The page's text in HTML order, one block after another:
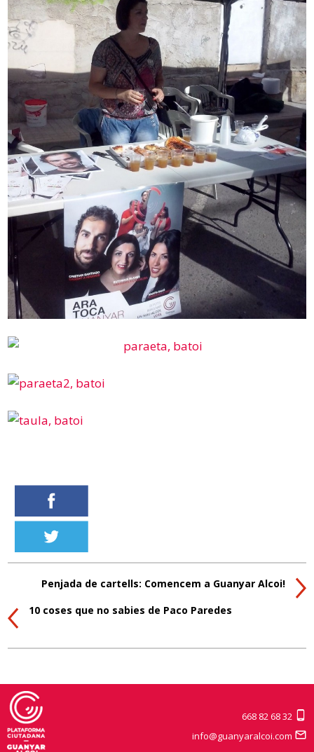
Penjada de cartells: Comencem a Guanyar Alcoi!
10 coses que no sabies de Paco Paredes
668 82 68 32
info@guanyaralcoi.com